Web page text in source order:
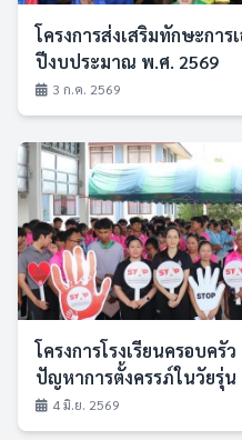
โครงการส่งเสริมทักษะกา
ปีงบประมาณ พ.ศ. 2569
3 ก.ค. 2569
โครงการโรงเรียนครอบค
ปัญหาการตั้งครรภ์ในวัยรุ่น
4 มิ.ย. 2569